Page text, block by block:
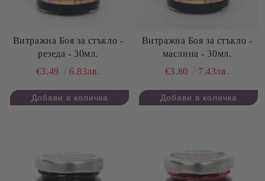
Витражна Боя за стъкло -
резеда - 30мл.
€3.49
6.83лв.
Витражна Боя за стъкло -
маслина - 30мл.
€3.80
7.43лв.